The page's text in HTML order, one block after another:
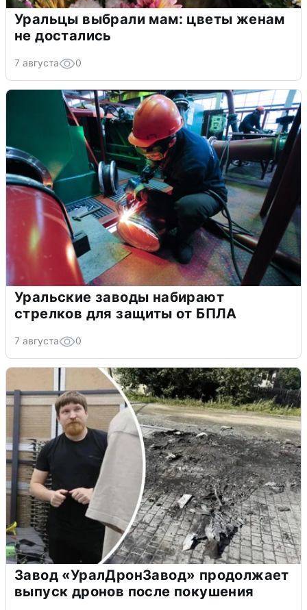
Уральцы выбрали мам: цветы женам
не достались
7 августа 0
Уральские заводы набирают
стрелков для защиты от БПЛА
7 августа 0
Завод «УралДронЗавод» продолжает
выпуск дронов после покушения